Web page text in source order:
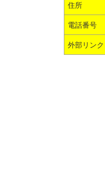
住所
電話番号
外部リンク